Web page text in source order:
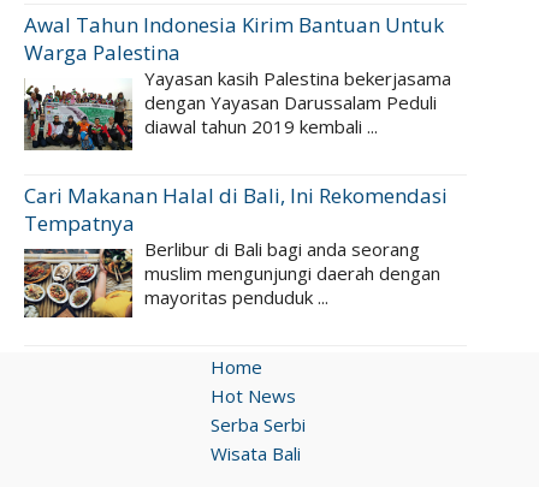
Awal Tahun Indonesia Kirim Bantuan Untuk
Warga Palestina
Yayasan kasih Palestina bekerjasama
dengan Yayasan Darussalam Peduli
diawal tahun 2019 kembali ...
Cari Makanan Halal di Bali, Ini Rekomendasi
Tempatnya
Berlibur di Bali bagi anda seorang
muslim mengunjungi daerah dengan
mayoritas penduduk ...
Home
Hot News
Serba Serbi
Wisata Bali